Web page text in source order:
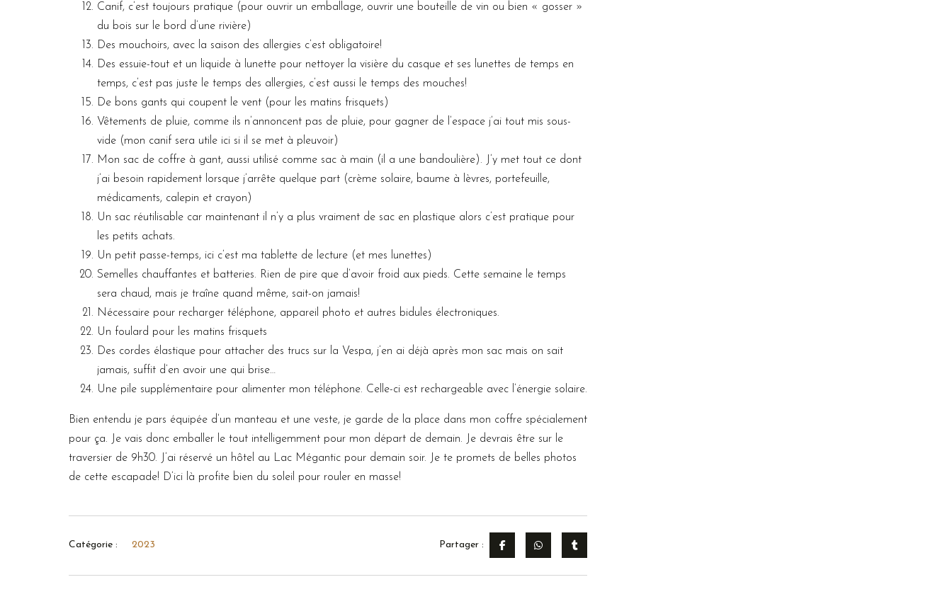
Canif, c’est toujours pratique (pour ouvrir un emballage, ouvrir une bouteille de vin ou bien « gosser »
du bois sur le bord d’une rivière)
Des mouchoirs, avec la saison des allergies c’est obligatoire!
Des essuie-tout et un liquide à lunette pour nettoyer la visière du casque et ses lunettes de temps en
temps, c’est pas juste le temps des allergies, c’est aussi le temps des mouches!
De bons gants qui coupent le vent (pour les matins frisquets)
Vêtements de pluie, comme ils n’annoncent pas de pluie, pour gagner de l’espace j’ai tout mis sous-
vide (mon canif sera utile ici si il se met à pleuvoir)
Mon sac de coffre à gant, aussi utilisé comme sac à main (il a une bandoulière). J’y met tout ce dont
j’ai besoin rapidement lorsque j’arrête quelque part (crème solaire, baume à lèvres, portefeuille,
médicaments, calepin et crayon)
Un sac réutilisable car maintenant il n’y a plus vraiment de sac en plastique alors c’est pratique pour
les petits achats.
Un petit passe-temps, ici c’est ma tablette de lecture (et mes lunettes)
Semelles chauffantes et batteries. Rien de pire que d’avoir froid aux pieds. Cette semaine le temps
sera chaud, mais je traîne quand même, sait-on jamais!
Nécessaire pour recharger téléphone, appareil photo et autres bidules électroniques.
Un foulard pour les matins frisquets
Des cordes élastique pour attacher des trucs sur la Vespa, j’en ai déjà après mon sac mais on sait
jamais, suffit d’en avoir une qui brise…
Une pile supplémentaire pour alimenter mon téléphone. Celle-ci est rechargeable avec l’énergie solaire.
Bien entendu je pars équipée d’un manteau et une veste, je garde de la place dans mon coffre spécialement
pour ça. Je vais donc emballer le tout intelligemment pour mon départ de demain. Je devrais être sur le
traversier de 9h30. J’ai réservé un hôtel au Lac Mégantic pour demain soir. Je te promets de belles photos
de cette escapade! D’ici là profite bien du soleil pour rouler en masse!
Catégorie : 2023 Partager :